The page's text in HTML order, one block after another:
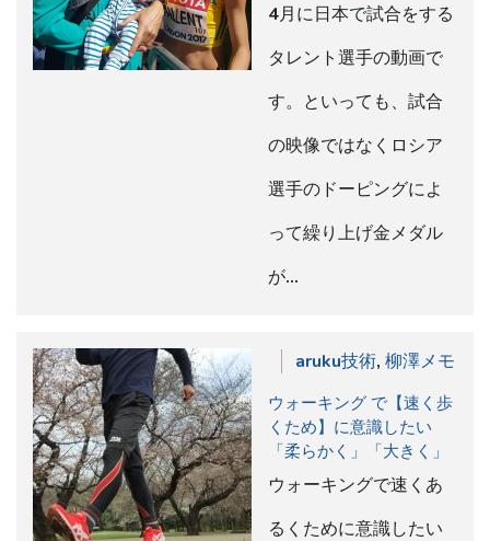
4月に日本で試合をする
タレント選手の動画で
す。といっても、試合
の映像ではなくロシア
選手のドーピングによ
って繰り上げ金メダル
が…
aruku技術, 柳澤メモ
ウォーキング で【速く歩
くため】に意識したい
「柔らかく」「大きく」
ウォーキングで速くあ
るくために意識したい